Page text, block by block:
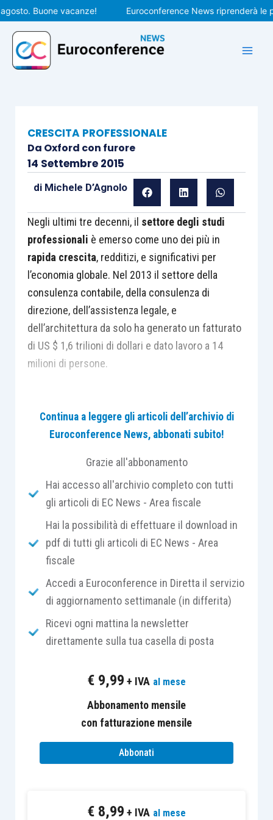
Vai
al
contenuto
Buone vacanze! Euroconference News riprenderà le
CRESCITA PROFESSIONALE
Da Oxford con furore
14 Settembre 2015
di Michele D’Agnolo
Negli ultimi tre decenni, il settore degli studi
professionali è emerso come uno dei più in
rapida crescita, redditizi, e significativi per
l’economia globale. Nel 2013 il settore della
consulenza contabile, della consulenza di
direzione, dell’assistenza legale, e
dell’architettura da solo ha generato un fatturato
di US $ 1,6 trilioni di dollari e dato lavoro a 14
milioni di persone.
approfonditi sul settore , ancora estremamente
sottovalutato dagli studiosi e dalle istituzioni se
Da molti anni uno sparuto ma attivissimo
gruppetto di docenti universitari di tutto il mondo
si occupa silenziosamente, quasi in sordina, di
questo importante settore. Tutto è partito nel
mondo anglosassone, dove la dimensione degli
studi è maggiore e di conseguenza la
Dall’Università di Alberta in Canada è nato, ad
hanno forgiato una risma di studiosi che oggi
sono docenti nelle più prestigiose università.
E così all’università diOxford e alla City
di Londra sono da tempo insediati
professioni. Singoli docenti esperti della materia
Continua a leggere gli articoli dell’archivio di
Euroconference News, abbonati subito!
Grazie all'abbonamento
Hai accesso all'archivio completo con tutti
gli articoli di EC News - Area fiscale
Hai la possibilità di effettuare il download in
pdf di tutti gli articoli di EC News - Area
fiscale
Accedi a Euroconference in Diretta il servizio
di aggiornamento settimanale (in differita)
Ricevi ogni mattina la newsletter
direttamente sulla tua casella di posta
€ 9,99 + IVA al mese
Abbonamento mensile
con fatturazione mensile
Abbonati
€ 8,99 + IVA al mese